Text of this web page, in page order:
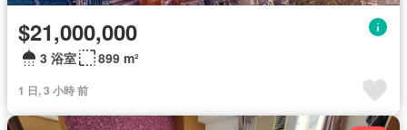
$21,000,000
3 浴室 899 m²
1 日, 3 小時 前